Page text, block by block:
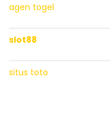
agen togel
slot88
situs toto